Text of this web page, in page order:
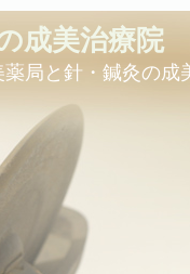
成美治療院
局と針・鍼灸の成